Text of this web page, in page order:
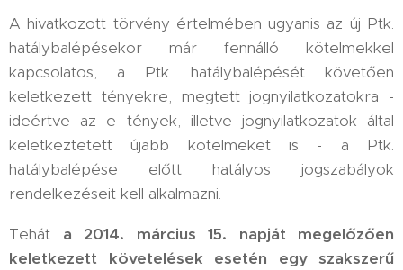
A hivatkozott törvény értelmében ugyanis az új Ptk.
hatálybalépésekor már fennálló kötelmekkel
kapcsolatos, a Ptk. hatálybalépését követően
keletkezett tényekre, megtett jognyilatkozatokra -
ideértve az e tények, illetve jognyilatkozatok által
keletkeztetett újabb kötelmeket is - a Ptk.
hatálybalépése előtt hatályos jogszabályok
rendelkezéseit kell alkalmazni.
Tehát a 2014. március 15. napját megelőzően
keletkezett követelések esetén egy szakszerű